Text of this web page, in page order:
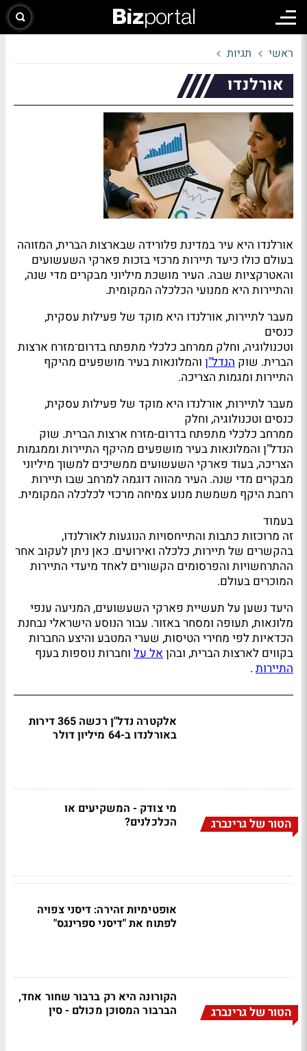
ראשי תגיות
אורלנדו
אורלנדו היא עיר במדינת פלורידה שבארצות הברית, המזוהה
בעולם כולו כיעד תיירות מרכזי בזכות פארקי השעשועים
והאטרקציות שבה. העיר מושכת מיליוני מבקרים מדי שנה,
והתיירות היא ממנועי הכלכלה המקומית.
מעבר לתיירות, אורלנדו היא מוקד של פעילות עסקית,
כנסים
וטכנולוגיה, וחלק ממרחב כלכלי מתפתח בדרום־מזרח ארצות
הברית. שוק הנדל"ן והמלונאות בעיר מושפעים מהיקף
התיירות ומגמות הצריכה.
מעבר לתיירות, אורלנדו היא מוקד של פעילות עסקית,
כנסים וטכנולוגיה, וחלק
ממרחב כלכלי מתפתח בדרום-מזרח ארצות הברית. שוק
הנדל"ן והמלונאות בעיר מושפעים מהיקף התיירות וממגמות
הצריכה, בעוד פארקי השעשועים ממשיכים למשוך מיליוני
מבקרים מדי שנה. העיר מהווה דוגמה למרחב שבו תיירות
רחבת היקף משמשת מנוע צמיחה מרכזי לכלכלה המקומית.
בעמוד
זה מרוכזות כתבות והתייחסויות הנוגעות לאורלנדו,
בהקשרים של תיירות, כלכלה ואירועים. כאן ניתן לעקוב אחר
ההתרחשויות והפרסומים הקשורים לאחד מיעדי התיירות
המוכרים בעולם.
היעד נשען על תעשיית פארקי השעשועים, המניעה ענפי
מלונאות, תעופה ומסחר באזור. עבור הנוסע הישראלי נבחנת
הכדאיות לפי מחירי הטיסות, שערי המטבע והיצע החברות
בקווים לארצות הברית, ובהןאל על וחברות נוספות בענף
התיירות .
אלקטרה נדל"ן רכשה 365 דירות
באורלנדו ב-64 מיליון דולר
הטור של גרינברג
מי צודק - המשקיעים או
הכלכלנים?
אופטימיות זהירה: דיסני צפויה
לפתוח את "דיסני ספרינגס"
הטור של גרינברג
הקורונה היא רק ברבור שחור אחד,
הברבור המסוכן מכולם - סין